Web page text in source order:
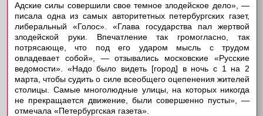
Адские силы совершили свое темное злодейское дело», —
писала одна из самых авторитетных петербургских газет,
либеральный «Голос». «Глава государства пал жертвой
злодейской руки. Впечатление так громогласно, так
потрясающе, что под его ударом мысль с трудом
овладевает собой», — отзывались московские «Русские
ведомости». «Надо было видеть [город] в ночь с 1 на 2
марта, чтобы судить о силе всеобщего оцепенения жителей
столицы. Самые многолюдные улицы, на которых никогда
не прекращается движение, были совершенно пусты», —
отмечала «Петербургская газета».